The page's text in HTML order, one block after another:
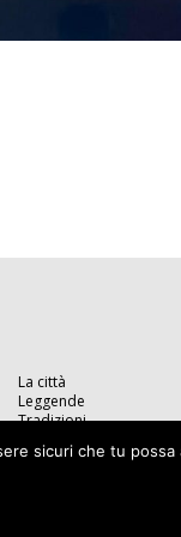
La città
Leggende
Tradizioni
sicuri che tu